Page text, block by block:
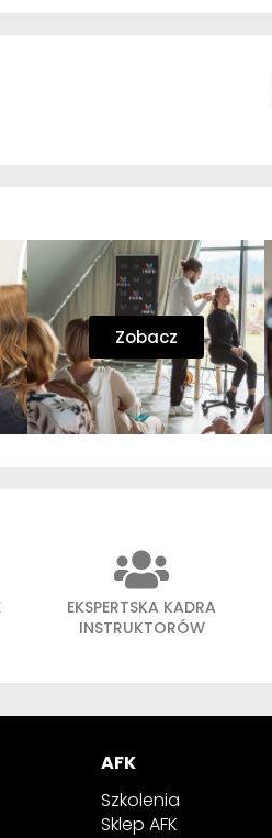
Zobacz
EKSPERTSKA KADRA
INSTRUKTORÓW
AFK
Szkolenia
Sklep AFK